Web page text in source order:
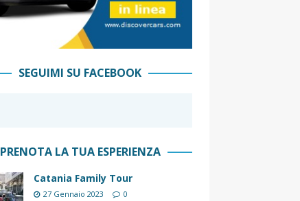
SEGUIMI SU FACEBOOK
PRENOTA LA TUA ESPERIENZA
Catania Family Tour
27 Gennaio 2023 0